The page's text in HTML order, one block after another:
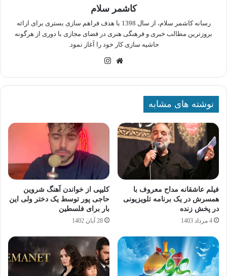
کاشمر سلام
رسانه کاشمر سلام، از سال 1398 با هدف فراهم سازی بستری برای ارائه
بروزترین مطالب خبری و فرهنگی هنری در فضای مجازی با دوری از هرگونه
حاشیه سازی کار خود را آغاز نمود.
وبسایت
نوشته های مشابه
فیلم عاشقانه مداح معروف با
همسرش در یک برنامه تلویزیونی
در پخش زنده
4 مرداد 1403
کلیپی از خواندن آهنگ شروین
حاجی پور توسط یک دختر ولی این
بار برای فلسطین
28 آبان 1402